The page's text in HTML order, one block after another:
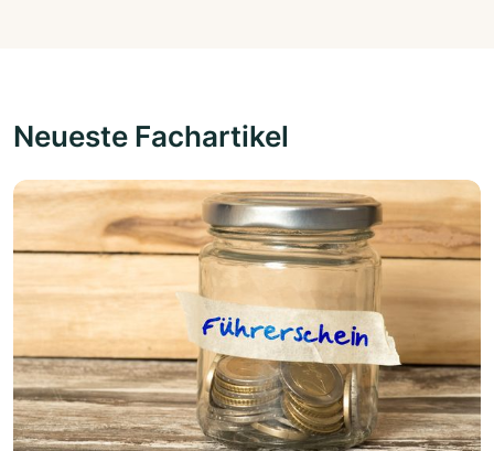
Neueste Fachartikel